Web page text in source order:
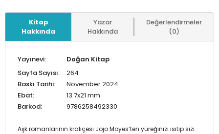
Kitap
Hakkında
Yazar
Hakkında
Değerlendirmeler
(0)
Yayınevi:
Doğan Kitap
Sayfa Sayısı:
264
Baskı Tarihi:
November 2024
Ebat:
13.7x21 mm
Barkod:
9786258492330
Aşk romanlarının kraliçesi Jojo Moyes’ten yüreğinizi ısıtıp sizi